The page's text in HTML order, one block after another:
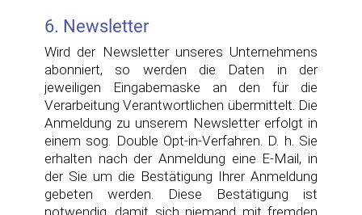
6. Newsletter
Wird der Newsletter unseres Unternehmens
abonniert, so werden die Daten in der
jeweiligen Eingabemaske an den für die
Verarbeitung Verantwortlichen übermittelt. Die
Anmeldung zu unserem Newsletter erfolgt in
einem sog. Double Opt-in-Verfahren. D. h. Sie
erhalten nach der Anmeldung eine E-Mail, in
der Sie um die Bestätigung Ihrer Anmeldung
gebeten werden. Diese Bestätigung ist
notwendig, damit sich niemand mit fremden